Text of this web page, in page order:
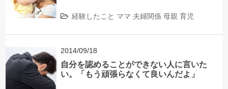
経験したこと ママ 夫婦関係 母親 育児
2014/09/18
自分を認めることができない人に言いた
い。「もう頑張らなくて良いんだよ」